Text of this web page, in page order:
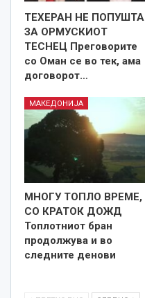
ТЕХЕРАН НЕ ПОПУШТА
ЗА ОРМУСКИОТ
ТЕСНЕЦ Преговорите
со Оман се во тек, ама
договорот…
МАКЕДОНИЈА
МНОГУ ТОПЛО ВРЕМЕ,
СО КРАТОК ДОЖД
Топлотниот бран
продолжува и во
следните денови